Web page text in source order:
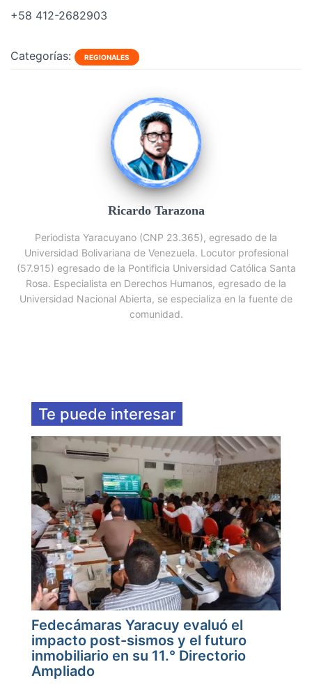
+58 412-2682903
Categorías: REGIONALES
Ricardo Tarazona
Periodista Yaracuyano (CNP 23.365), egresado de la
Universidad Bolivariana de Venezuela. Locutor profesional
(57.915) egresado de la Pontificia Universidad Católica Santa
Rosa. Especialista en Derechos Humanos, egresado de la
Universidad Nacional Abierta, se especializa en la fuente de
comunidad.
Te puede interesar
Fedecámaras Yaracuy evaluó el
impacto post-sismos y el futuro
inmobiliario en su 11.° Directorio
Ampliado